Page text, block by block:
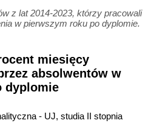
z lat 2014-2023, którzy pracowali
w pierwszym roku po dyplomie.
miesięcy
absolwentów w
dyplomie
- UJ, studia II stopnia